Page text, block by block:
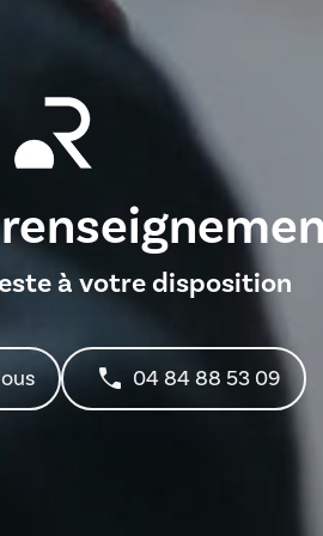
à votre disposition
04 84 88 53 09